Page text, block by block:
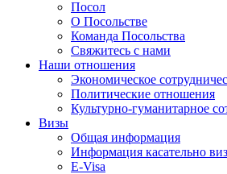
Посол
О Посольстве
Команда Посольства
Свяжитесь с нами
Наши отношения
Экономическое
Политические отношения
Культурно-гуманитарное
Визы
Общая информация
Информация касательно
E-Visa